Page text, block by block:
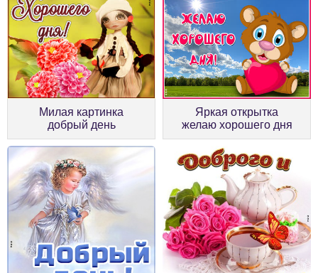
Милая картинка
добрый день
Яркая открытка
желаю хорошего дня